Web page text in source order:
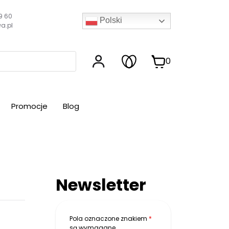
60
Polski
0
Promocje Blog
Newsletter
Pola oznaczone znakiem *